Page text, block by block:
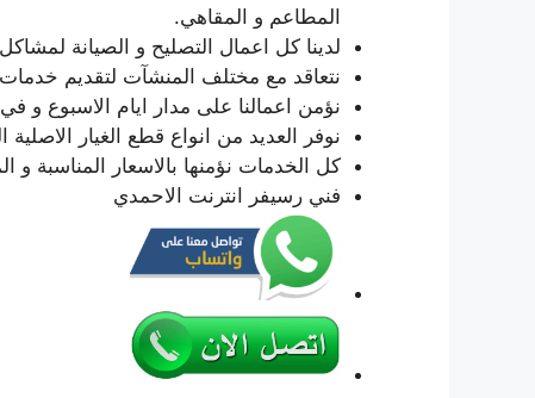
المطاعم و المقاهي.
لدينا كل اعمال التصليح و الصيانة
نتعاقد مع مختلف المنشآت لتقديم خدمات
نؤمن اعمالنا على مدار ايام الاسبوع و
نوفر العديد من انواع قطع الغيار الاصلية
كل الخدمات نؤمنها بالاسعار المناسبة
فني رسيفر انترنت الاحمدي